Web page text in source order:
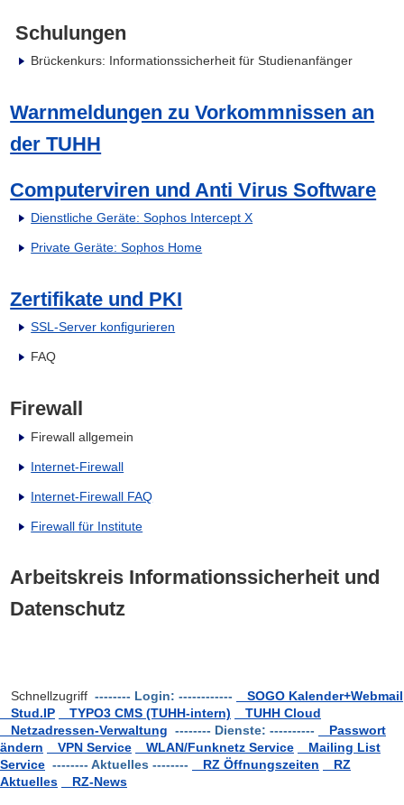
Schulungen
Brückenkurs: Informationssicherheit für Studienanfänger
Warnmeldungen zu Vorkommnissen an
der TUHH
Computerviren und Anti Virus Software
Dienstliche Geräte: Sophos Intercept X
Private Geräte: Sophos Home
Zertifikate und PKI
SSL-Server konfigurieren
FAQ
Firewall
Firewall allgemein
Internet-Firewall
Internet-Firewall FAQ
Firewall für Institute
Arbeitskreis Informationssicherheit und
Datenschutz
Schnellzugriff -------- Login: ------------
SOGO Kalender+Webmail
Stud.IP
TYPO3 CMS (TUHH-intern)
TUHH Cloud
Netzadressen-Verwaltung -------- Dienste: ----------
Passwort
ändern
VPN Service WLAN/Funknetz Service
Mailing List
Service -------- Aktuelles -------- RZ Öffnungszeiten
RZ
Aktuelles
RZ-News